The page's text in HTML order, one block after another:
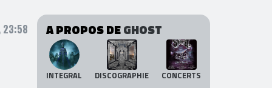
A PROPOS DEGHOST